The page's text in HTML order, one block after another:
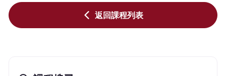
返回課程列表